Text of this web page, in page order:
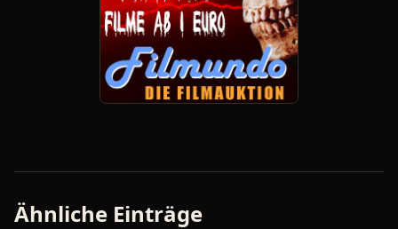
Ähnliche Einträge